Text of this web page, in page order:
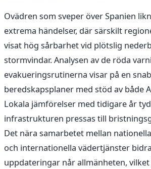
Ovädren som sveper över Spanien
extrema händelser, där särskilt
visat hög sårbarhet vid plötslig
stormvindar. Analysen av de röda
evakueringsrutinerna visar på en
beredskapsplaner med stöd av både
Lokala jämförelser med tidigare år
infrastrukturen pressas till
Det nära samarbetet mellan
och internationella vädertjänster
uppdateringar når allmänheten,